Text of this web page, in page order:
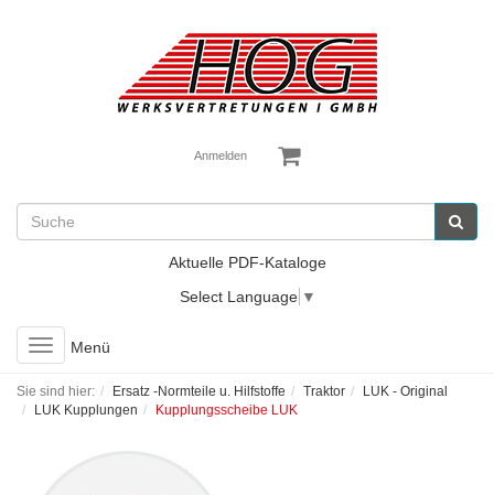
Anmelden
Aktuelle PDF-Kataloge
Select Language ▼
Toggle
navigation
Menü
Sie sind hier: Ersatz -Normteile u. Hilfstoffe Traktor
LUK - Original
LUK Kupplungen
Kupplungsscheibe LUK